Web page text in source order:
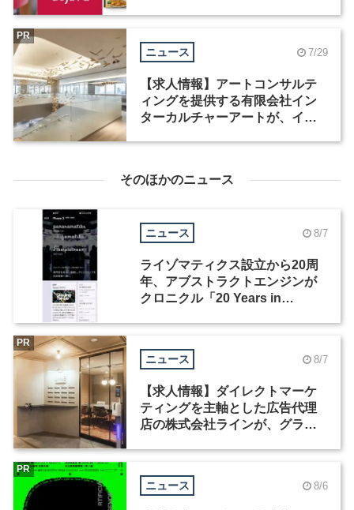
ニュース 7/29
【求人情報】アートコンサルテ
ィングを提供する有限会社イン
ターカルチャーアートが、イン
PR
そのほかのニュース
ニュース 8/7
ライゾマティクス設立から20周
年、アブストラクトエンジンが
クロニクル「20 Years in
ニュース 8/7
【求人情報】ダイレクトマーケ
ティングを主軸とした広告代理
店の株式会社ラインが、グラフ
PR
ニュース 8/6
PR